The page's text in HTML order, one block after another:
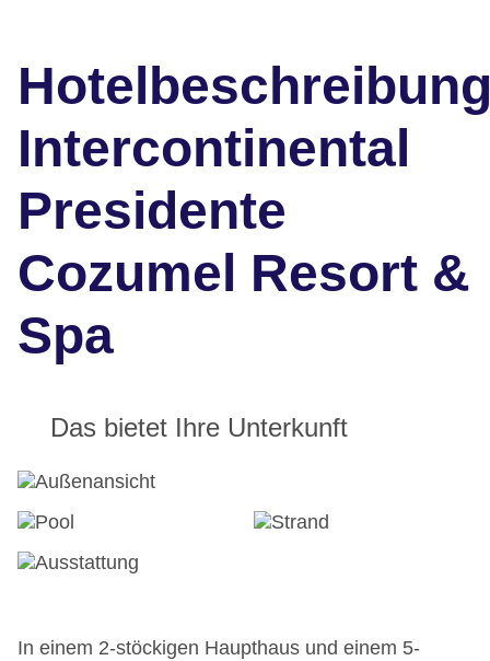
Intercontinental
Presidente
Cozumel Resort &
Spa
Das bietet Ihre Unterkunft
In einem 2-stöckigen Haupthaus und einem 5-